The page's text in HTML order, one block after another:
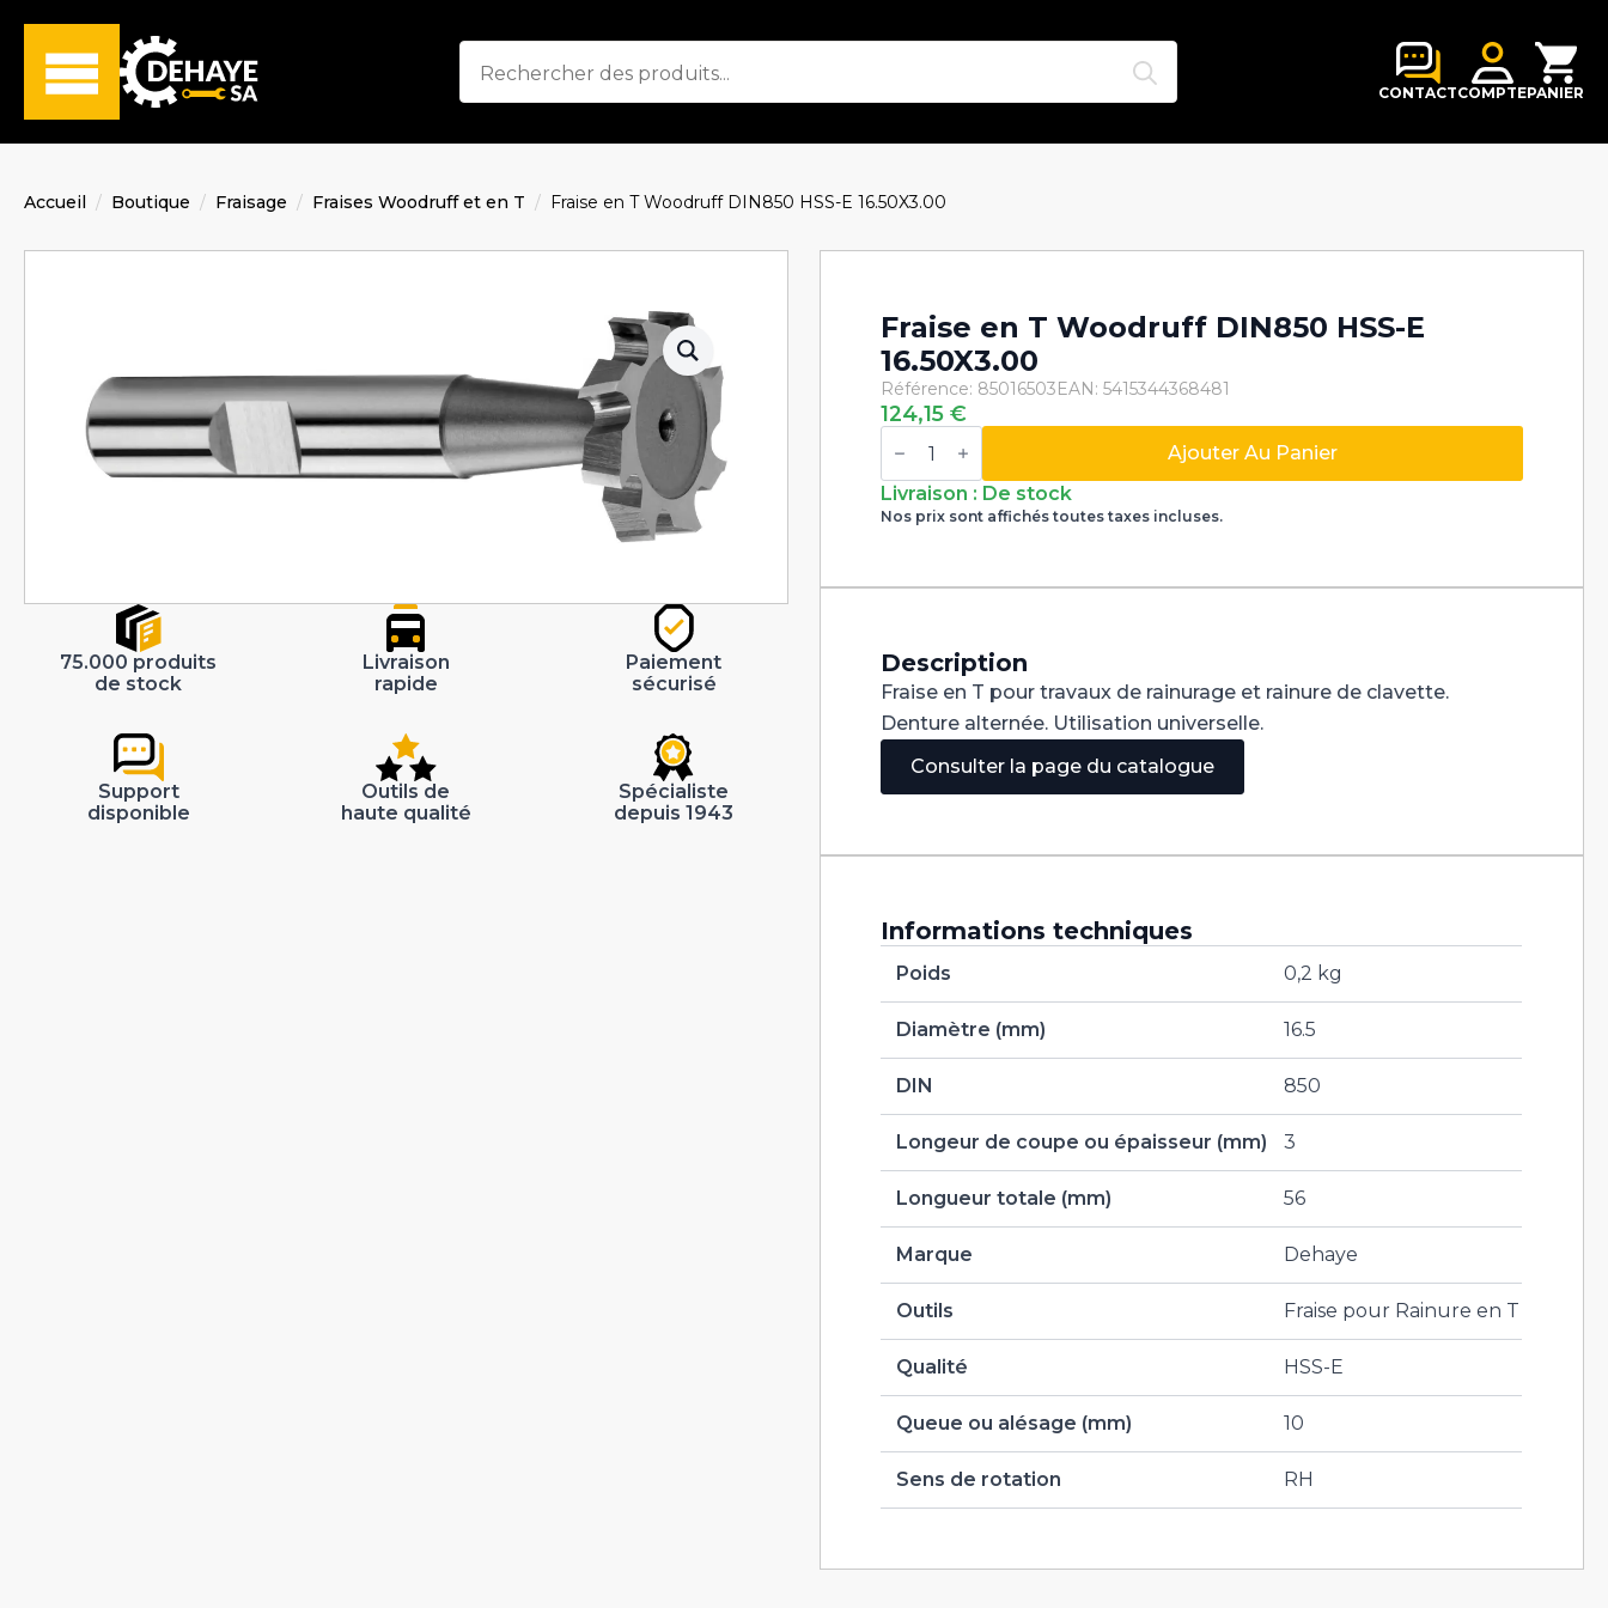
CONTACTCOMPTEPANIER
Accueil Boutique Fraisage Fraises Woodruff et en T Fraise en T Woodruff DIN850 HSS-E 16.50X3.00
75.000 produits
de stock
Livraison
rapide
Paiement
sécurisé
Support
disponible
Outils de
haute qualité
Spécialiste
depuis 1943
Fraise en T Woodruff DIN850 HSS-E
16.50X3.00
Référence: 85016503EAN: 5415344368481
124,15€
quantité
de
en
T
Woodruff
E
Ajouter Au Panier
Livraison : De stock
Nos prix sont affichés toutes taxes incluses.
Description
Fraise en T pour travaux de rainurage et rainure de clavette.
Denture alternée. Utilisation universelle.
Consulter la page du catalogue
Informations techniques
Poids 0,2 kg
Diamètre (mm) 16.5
DIN 850
Longeur de coupe ou épaisseur (mm) 3
Longueur totale (mm) 56
Marque Dehaye
Outils Fraise pour Rainure en T
Qualité HSS-E
Queue ou alésage (mm) 10
Sens de rotation RH